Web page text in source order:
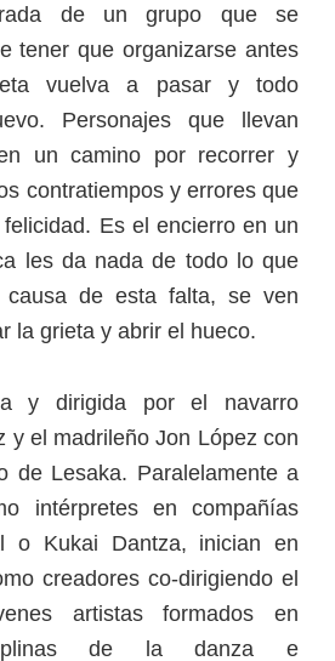
de un grupo que se
tener que organizarse antes
vuelva a pasar y todo
Personajes que llevan
un camino por recorrer y
contratiempos y errores que
Es el encierro en un
les da nada de todo lo que
de esta falta, se ven
la grieta y abrir el hueco.
y dirigida por el navarro
y el madrileño Jon López con
de Lesaka. Paralelamente a
intérpretes en compañías
o Kukai Dantza, inician en
creadores co-dirigiendo el
artistas formados en
de la danza e